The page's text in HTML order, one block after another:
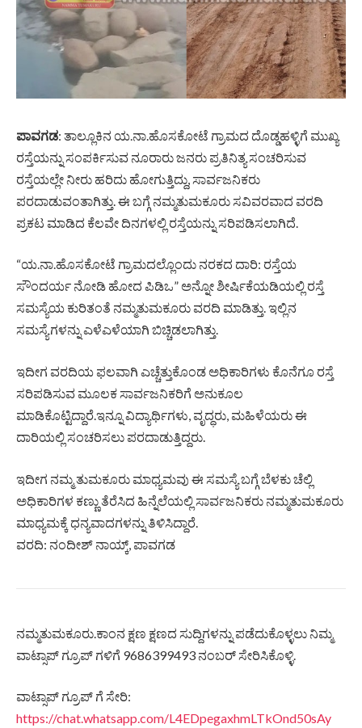
ಪಾವಗಡ: ತಾಲ್ಲೂಕಿನ ಯ.ನಾ.ಹೊಸಕೋಟೆ ಗ್ರಾಮದ ದೊಡ್ಡಹಳ್ಳಿಗೆ ಮುಖ್ಯ
ರಸ್ತೆಯನ್ನು ಸಂಪರ್ಕಿಸುವ ನೂರಾರು ಜನರು ಪ್ರತಿನಿತ್ಯ ಸಂಚರಿಸುವ
ರಸ್ತೆಯಲ್ಲೇ ನೀರು ಹರಿದು ಹೋಗುತ್ತಿದ್ದು, ಸಾರ್ವಜನಿಕರು
ಪರದಾಡುವಂತಾಗಿತ್ತು. ಈ ಬಗ್ಗೆ ನಮ್ಮತುಮಕೂರು ಸವಿವರವಾದ ವರದಿ
ಪ್ರಕಟ ಮಾಡಿದ ಕೆಲವೇ ದಿನಗಳಲ್ಲಿ ರಸ್ತೆಯನ್ನು ಸರಿಪಡಿಸಲಾಗಿದೆ.
“ಯ.ನಾ.ಹೊಸಕೋಟೆ ಗ್ರಾಮದಲ್ಲೊಂದು ನರಕದ ದಾರಿ: ರಸ್ತೆಯ
ಸೌಂದರ್ಯ ನೋಡಿ ಹೋದ ಪಿಡಿಒ” ಅನ್ನೋ ಶೀರ್ಷಿಕೆಯಡಿಯಲ್ಲಿ ರಸ್ತೆ
ಸಮಸ್ಯೆಯ ಕುರಿತಂತೆ ನಮ್ಮತುಮಕೂರು ವರದಿ ಮಾಡಿತ್ತು. ಇಲ್ಲಿನ
ಸಮಸ್ಯೆಗಳನ್ನು ಎಳೆಎಳೆಯಾಗಿ ಬಿಚ್ಚಿಡಲಾಗಿತ್ತು.
ಇದೀಗ ವರದಿಯ ಫಲವಾಗಿ ಎಚ್ಚೆತ್ತುಕೊಂಡ ಅಧಿಕಾರಿಗಳು ಕೊನೆಗೂ ರಸ್ತೆ
ಸರಿಪಡಿಸುವ ಮೂಲಕ ಸಾರ್ವಜನಿಕರಿಗೆ ಅನುಕೂಲ
ಮಾಡಿಕೊಟ್ಟಿದ್ದಾರೆ.ಇನ್ನೂ ವಿದ್ಯಾರ್ಥಿಗಳು, ವೃದ್ಧರು, ಮಹಿಳೆಯರು ಈ
ದಾರಿಯಲ್ಲಿ ಸಂಚರಿಸಲು ಪರದಾಡುತ್ತಿದ್ದರು.
ಇದೀಗ ನಮ್ಮ ತುಮಕೂರು ಮಾಧ್ಯಮವು ಈ ಸಮಸ್ಯೆ ಬಗ್ಗೆ ಬೆಳಕು ಚೆಲ್ಲಿ
ಅಧಿಕಾರಿಗಳ ಕಣ್ಣು ತೆರೆಸಿದ ಹಿನ್ನೆಲೆಯಲ್ಲಿ ಸಾರ್ವಜನಿಕರು ನಮ್ಮತುಮಕೂರು
ಮಾಧ್ಯಮಕ್ಕೆ ಧನ್ಯವಾದಗಳನ್ನು ತಿಳಿಸಿದ್ದಾರೆ.
ವರದಿ: ನಂದೀಶ್ ನಾಯ್ಕ್, ಪಾವಗಡ
ನಮ್ಮತುಮಕೂರು.ಕಾಂನ ಕ್ಷಣ ಕ್ಷಣದ ಸುದ್ದಿಗಳನ್ನು ಪಡೆದುಕೊಳ್ಳಲು ನಿಮ್ಮ
ವಾಟ್ಸಾಪ್ ಗ್ರೂಪ್ ಗಳಿಗೆ 9686399493 ನಂಬರ್ ಸೇರಿಸಿಕೊಳ್ಳಿ.
ವಾಟ್ಸಾಪ್ ಗ್ರೂಪ್ ಗೆ ಸೇರಿ:
https://chat.whatsapp.com/L4EDpegaxhmLTkOnd50sAy